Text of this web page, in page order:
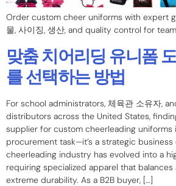
Order custom cheer uniforms with expert
물, 사이징, 생산, and quality control for
맞춤 치어리딩 유니폼
를 선택하는 방법
For school administrators, 체육관 소유자,
distributors across the United States,
supplier for custom cheerleading uniforms
procurement task—it’s a strategic business
cheerleading industry has evolved into a
requiring specialized apparel that
extreme durability. As a B2B buyer, […]